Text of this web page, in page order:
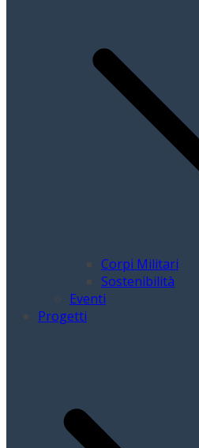
Corpi Militari
Sostenibilità
Eventi
Progetti